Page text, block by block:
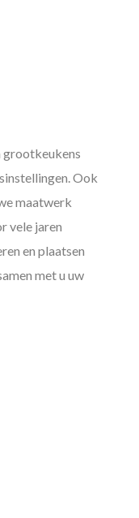
Ook
maatwerk
vele jaren
en plaatsen
met u uw